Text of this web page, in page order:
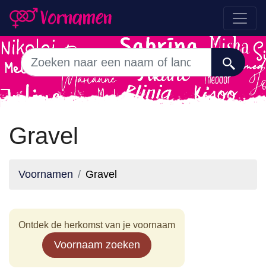
Gravel
Voornamen Gravel
Ontdek de herkomst van je voornaam
Voornaam zoeken